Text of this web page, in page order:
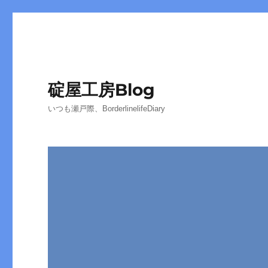
碇屋工房Blog
いつも瀬戸際、BorderlinelifeDiary